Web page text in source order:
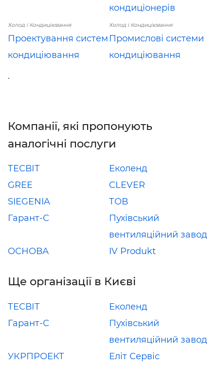
кондиціонерів
Холод і Кондиціювання
Проектування систем
кондиціювання
Холод і Кондиціювання
Промислові системи
кондиціювання
.
Компанії, які пропонують
аналогічні послуги
ТЕСВІТ
Еколенд
GREE
CLEVER
SIEGENIA
ТОВ
Гарант-С
Пухівський
вентиляційний завод
ОСНОВА
IV Produkt
Ще організації в Києві
ТЕСВІТ
Еколенд
Гарант-С
Пухівський
вентиляційний завод
УКРПРОЕКТ
Еліт Сервіс